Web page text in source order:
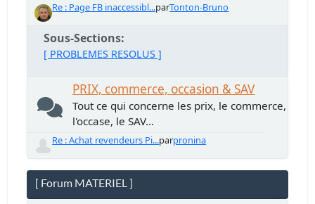
Re : Page FB inaccessibl...parTonton-Bruno
Sous-Sections
[ PROBLEMES RESOLUS ]
PRIX, commerce, occasion & SAV
Tout ce qui concerne les prix, le commerce,
l'occase, le SAV...
Re : Achat revendeurs Pi...parpronina
[ Forum MATERIEL ]